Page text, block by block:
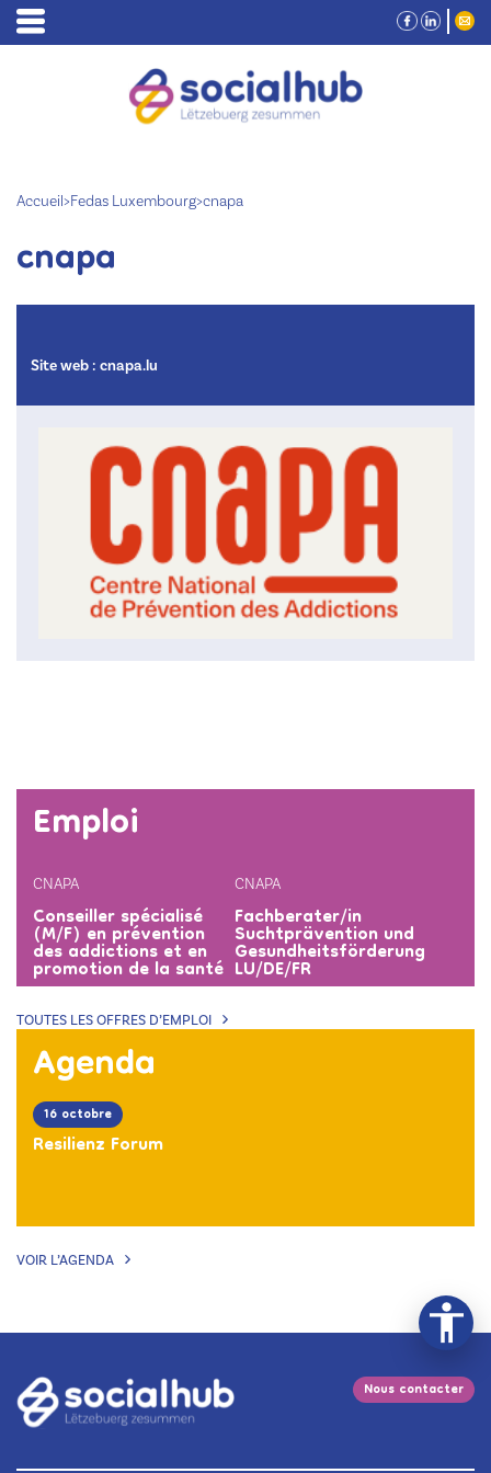
Accueil>Fedas Luxembourg>cnapa
cnapa
Site web : cnapa.lu
Emploi
CNAPA
Conseiller spécialisé
(M/F) en prévention
des addictions et en
promotion de la santé
CNAPA
Fachberater/​in
Suchtprävention und
Gesundheitsförderung
LU/DE/FR
TOUTES LES OFFRES D’EMPLOI
Agenda
16 octobre
Resilienz Forum
VOIR L’AGENDA
Nous contacter